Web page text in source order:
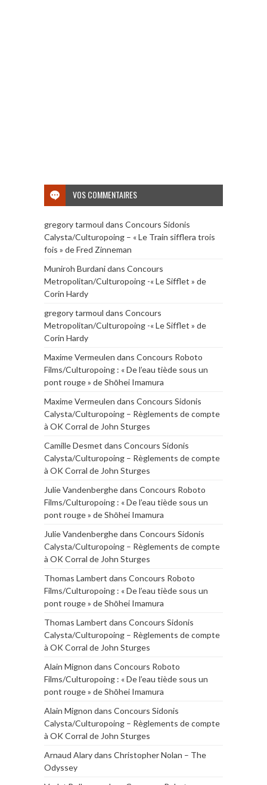
VOS COMMENTAIRES
gregory tarmoul dans Concours Sidonis
Calysta/Culturopoing – « Le Train sifflera trois
fois » de Fred Zinneman
Muniroh Burdanidans Concours
Metropolitan/Culturopoing -« Le Sifflet » de
Corin Hardy
gregory tarmoul dans Concours
Metropolitan/Culturopoing -« Le Sifflet » de
Corin Hardy
Maxime Vermeulen dans Concours Roboto
Films/Culturopoing : « De l’eau tiède sous un
pont rouge » de Shōhei Imamura
Maxime Vermeulen dans Concours Sidonis
Calysta/Culturopoing – Règlements de compte
à OK Corral de John Sturges
Camille Desmet dans Concours Sidonis
Calysta/Culturopoing – Règlements de compte
à OK Corral de John Sturges
Julie Vandenberghedans Concours Roboto
Films/Culturopoing : « De l’eau tiède sous un
pont rouge » de Shōhei Imamura
Julie Vandenberghedans Concours Sidonis
Calysta/Culturopoing – Règlements de compte
à OK Corral de John Sturges
Thomas Lambert dans Concours Roboto
Films/Culturopoing : « De l’eau tiède sous un
pont rouge » de Shōhei Imamura
Thomas Lambert dans Concours Sidonis
Calysta/Culturopoing – Règlements de compte
à OK Corral de John Sturges
Alain Mignon dans Concours Roboto
Films/Culturopoing : « De l’eau tiède sous un
pont rouge » de Shōhei Imamura
Alain Mignon dans Concours Sidonis
Calysta/Culturopoing – Règlements de compte
à OK Corral de John Sturges
Arnaud Alarydans Christopher Nolan – The
Odyssey